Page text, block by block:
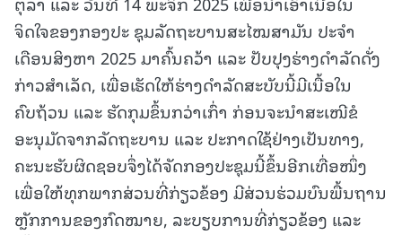
ຈິດໃຈຂອງກອງປະ ຊຸມລັດຖະບານສະໄໝສາມັນ ປະຈໍາ
ເດືອນສິງຫາ 2025 ມາຄົ້ນຄວ້າ ແລະ ປັບປຸງຮ່າງດໍາລັດດັ່ງ
ກ່າວສໍາເລັດ, ເພື່ອເຮັດໃຫ້ຮ່າງດໍາລັດສະບັບນີ້ມີເນື້ອໃນ
ຄົບຖ້ວນ ແລະ ຮັດກຸມຂຶ້ນກວ່າເກົ່າ ກ່ອນຈະນຳສະເໜີຂໍ
ອະນຸມັດຈາກລັດຖະບານ ແລະ ປະກາດໃຊ້ຢ່າງເປັນທາງ,
ຄະນະຮັບຜິດຊອບຈຶ່ງໄດ້ຈັດກອງປະຊຸມນີ້ຂຶ້ນອີກເທື່ອໜຶ່ງ
ເພື່ອໃຫ້ທຸກພາກສ່ວນທີ່ກ່ຽວຂ້ອງ ມີສ່ວນຮ່ວມບົນພື້ນຖານ
ຫຼັກການຂອງກົດໝາຍ, ລະບຽບການທີ່ກ່ຽວຂ້ອງ ແລະ